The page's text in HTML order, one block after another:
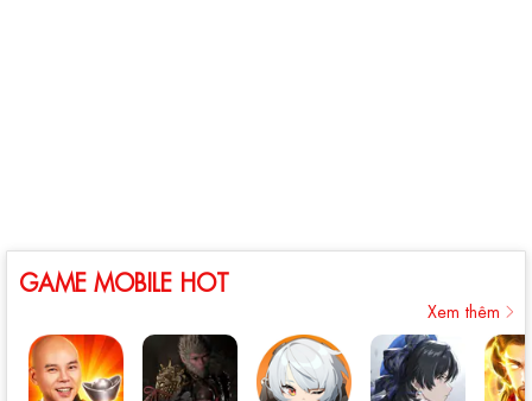
GAME MOBILE HOT
Xem thêm